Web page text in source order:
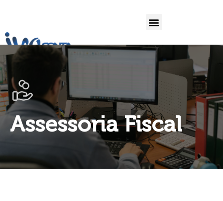
Assessoria Fiscal